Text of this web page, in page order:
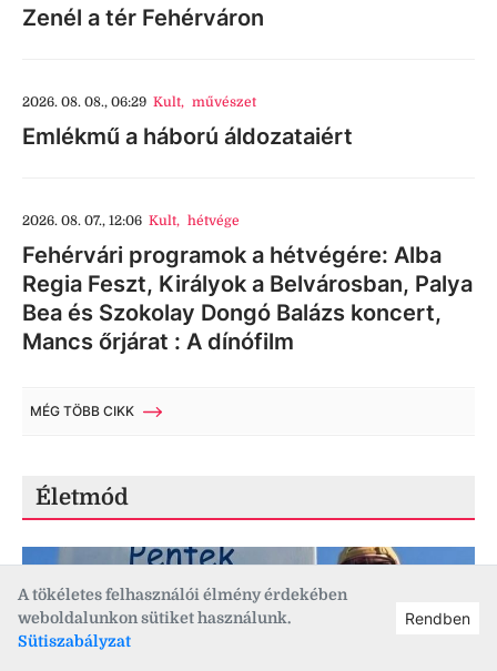
A tökéletes felhasználói élmény érdekében
weboldalunkon sütiket használunk.
Sütiszabályzat
Rendben
Zenél a tér Fehérváron
2026. 08. 08., 06:29 Kult, művészet
Emlékmű a háború áldozataiért
2026. 08. 07., 12:06 Kult, hétvége
Fehérvári programok a hétvégére: Alba
Regia Feszt, Királyok a Belvárosban, Palya
Bea és Szokolay Dongó Balázs koncert,
Mancs őrjárat : A dínófilm
MÉG TÖBB CIKK
Életmód